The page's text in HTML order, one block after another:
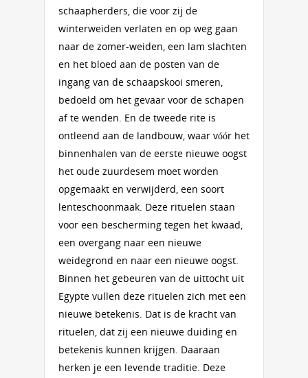
schaapherders, die voor zij de
winterweiden verlaten en op weg gaan
naar de zomer-weiden, een lam slachten
en het bloed aan de posten van de
ingang van de schaapskooi smeren,
bedoeld om het gevaar voor de schapen
af te wenden. En de tweede rite is
ontleend aan de landbouw, waar vóór het
binnenhalen van de eerste nieuwe oogst
het oude zuurdesem moet worden
opgemaakt en verwijderd, een soort
lenteschoonmaak. Deze rituelen staan
voor een bescherming tegen het kwaad,
een overgang naar een nieuwe
weidegrond en naar een nieuwe oogst.
Binnen het gebeuren van de uittocht uit
Egypte vullen deze rituelen zich met een
nieuwe betekenis. Dat is de kracht van
rituelen, dat zij een nieuwe duiding en
betekenis kunnen krijgen. Daaraan
herken je een levende traditie. Deze